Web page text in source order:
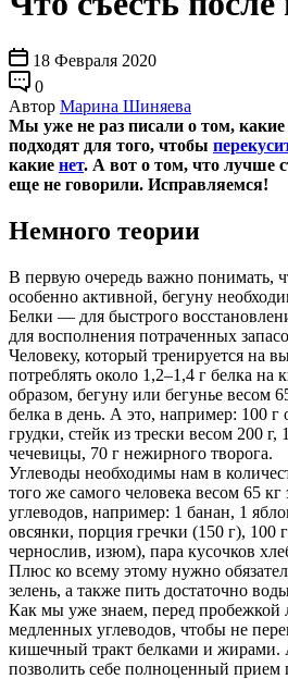
18 Февраля 2020
0
Автор Марина Шиняева
Мы уже не раз писали о том,
подходят для того, чтобы
какие нет. А вот о том, что лучше
еще не говорили. Исправляемся!
Немного теории
В первую очередь важно понимать,
особенно активной, бегуну
Белки — для быстрого
для восполнения потраченных
Человеку, который тренируется на
потреблять около 1,2–1,4 г белка на
образом, бегуну или бегунье весом
белка в день. А это, например: 100 г
грудки, стейк из трески весом 200
чечевицы, 70 г нежирного творога.
Углеводы необходимы нам в
того же самого человека весом 65
углеводов, например: 1 банан, 1
овсянки, порция гречки (150 г), 100
чернослив, изюм), пара кусочков
Плюс ко всему этому нужно
зелень, а также пить достаточно
Как мы уже знаем, перед пробежкой
медленных углеводов, чтобы не
кишечный тракт белками и жирами.
позволить себе полноценный